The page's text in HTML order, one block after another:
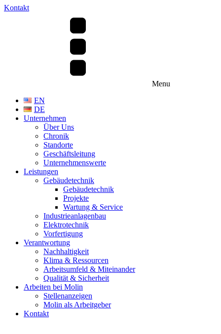
Kontakt
Menu
EN
DE
Unternehmen
Über Uns
Chronik
Standorte
Geschäftsleitung
Unternehmenswerte
Leistungen
Gebäudetechnik
Gebäudetechnik
Projekte
Wartung & Service
Industrieanlagenbau
Elektrotechnik
Vorfertigung
Verantwortung
Nachhaltigkeit
Klima & Ressourcen
Arbeitsumfeld & Miteinander
Qualität & Sicherheit
Arbeiten bei Molin
Stellenanzeigen
Molin als Arbeitgeber
Kontakt